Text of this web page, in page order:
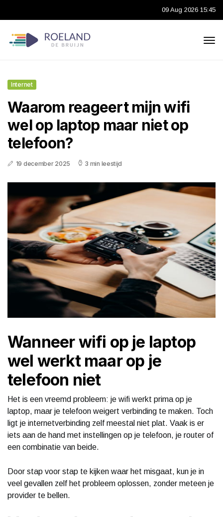
09 Aug 2026 15:45
Internet
Waarom reageert mijn wifi
wel op laptop maar niet op
telefoon?
19 december 2025 3 min leestijd
Wanneer wifi op je laptop
wel werkt maar op je
telefoon niet
Het is een vreemd probleem: je wifi werkt prima op je
laptop, maar je telefoon weigert verbinding te maken. Toch
ligt je internetverbinding zelf meestal niet plat. Vaak is er
iets aan de hand met instellingen op je telefoon, je router of
een combinatie van beide.
Door stap voor stap te kijken waar het misgaat, kun je in
veel gevallen zelf het probleem oplossen, zonder meteen je
provider te bellen.